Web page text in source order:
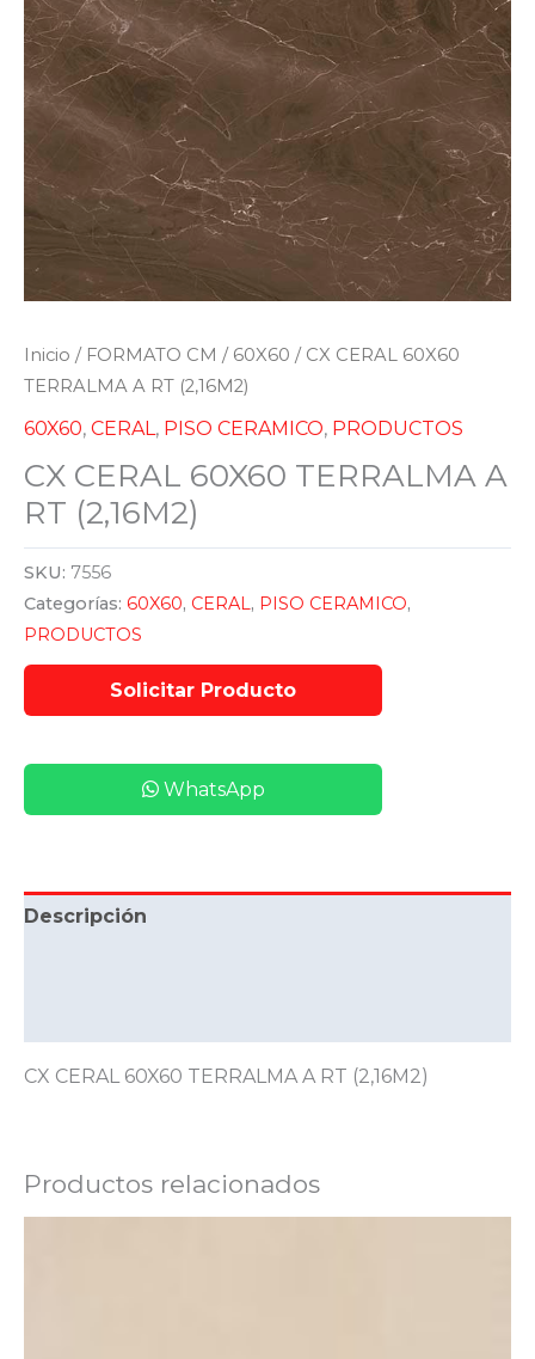
Inicio / FORMATO CM / 60X60 / CX CERAL 60X60
TERRALMA A RT (2,16M2)
60X60, CERAL, PISO CERAMICO, PRODUCTOS
CX CERAL 60X60 TERRALMA A
RT (2,16M2)
SKU: 7556
Categorías: 60X60, CERAL, PISO CERAMICO,
PRODUCTOS
WhatsApp
Descripción
CX CERAL 60X60 TERRALMA A RT (2,16M2)
Productos relacionados